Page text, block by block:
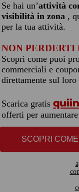
Se hai un’attività
visibilità in zona ,
per la tua attività.
NON
Scopri come puoi
commerciali e
direttamente sul loro
Scarica gratis
offerti per
SCOPRI COME